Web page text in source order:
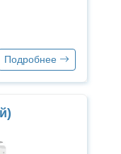
Подробнее